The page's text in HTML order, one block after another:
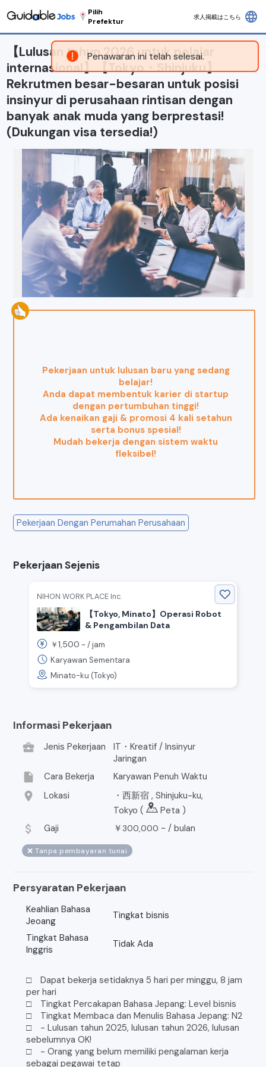
Penawaran ini telah selesai.
Pilih
Prefektur
求人掲載はこちら language
【Lulusan tahun 2026 untuk pelajar
internasional】【Tokyo・Shinjuku】
Rekrutmen besar-besaran untuk posisi
insinyur di perusahaan rintisan dengan
banyak anak muda yang berprestasi!
(Dukungan visa tersedia!)
Pekerjaan untuk lulusan baru yang sedang
belajar!
Anda dapat membentuk karier di startup
dengan pertumbuhan tinggi!
Ada kenaikan gaji & promosi 4 kali setahun
serta bonus spesial!
Mudah bekerja dengan sistem waktu
fleksibel!
Pekerjaan Dengan Perumahan Perusahaan
Pekerjaan Sejenis
NIHON WORK PLACE Inc.
【Tokyo, Minato】Operasi Robot
& Pengambilan Data
￥1,500 ~ /jam
Karyawan Sementara
Minato-ku (Tokyo)
Informasi Pekerjaan
business_center
Jenis Pekerjaan
IT・Kreatif / Insinyur
Jaringan
insert_drive_file Cara Bekerja Karyawan Penuh Waktu
location_on Lokasi
・西新宿 , Shinjuku-ku,
Tokyo (
Peta )
attach_money Gaji ￥ 300,000 ~ / bulan
❌ Tanpa pembayaran tunai
Persyaratan Pekerjaan
Keahlian Bahasa
Jeoang
Tingkat bisnis
Tingkat Bahasa
Inggris
Tidak Ada
□ Dapat bekerja setidaknya 5 hari per minggu, 8 jam
per hari
□ Tingkat Percakapan Bahasa Jepang: Level bisnis
□ Tingkat Membaca dan Menulis Bahasa Jepang: N2
□ - Lulusan tahun 2025, lulusan tahun 2026, lulusan
sebelumnya OK!
□ - Orang yang belum memiliki pengalaman kerja
sebagai pegawai tetap